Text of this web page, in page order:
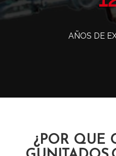
AÑOS DE
¿POR QUE